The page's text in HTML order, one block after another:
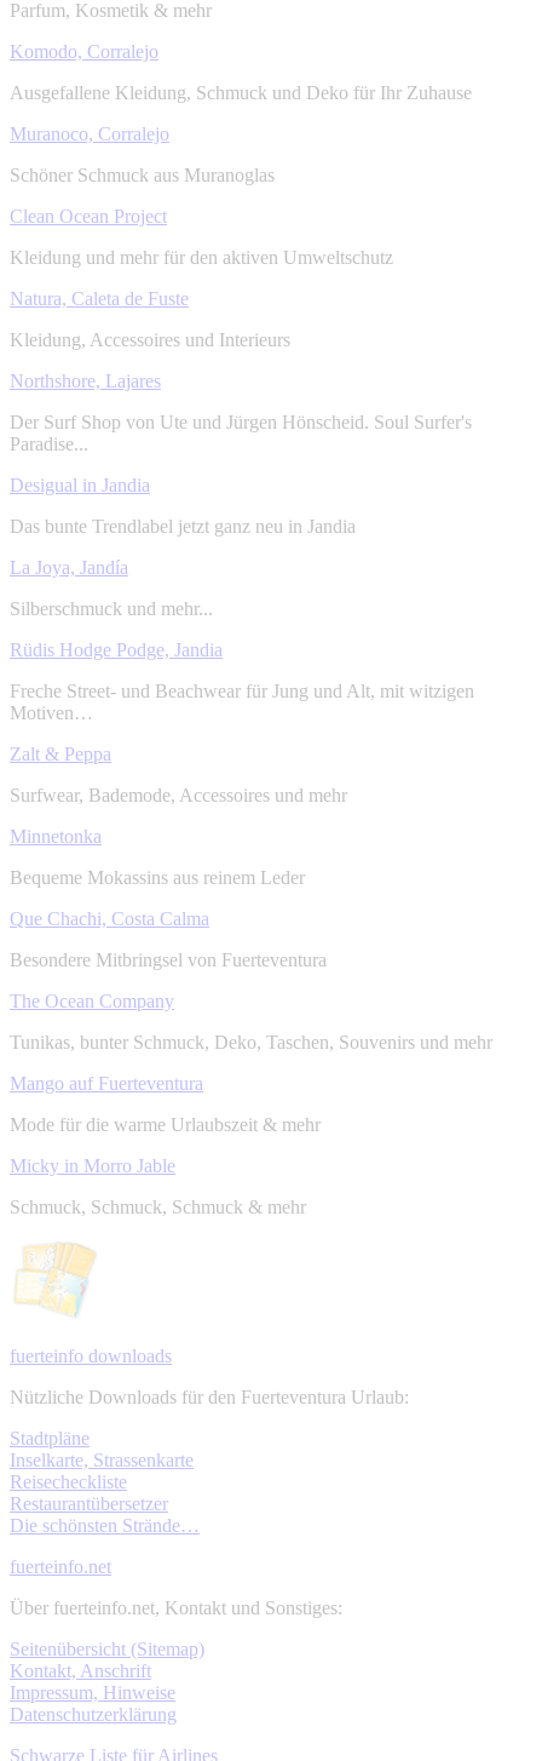
Parfum, Kosmetik & mehr
Komodo, Corralejo
Ausgefallene Kleidung, Schmuck und Deko für Ihr Zuhause
Muranoco, Corralejo
Schöner Schmuck aus Muranoglas
Clean Ocean Project
Kleidung und mehr für den aktiven Umweltschutz
Natura, Caleta de Fuste
Kleidung, Accessoires und Interieurs
Northshore, Lajares
Der Surf Shop von Ute und Jürgen Hönscheid. Soul Surfer's
Paradise...
Desigual in Jandia
Das bunte Trendlabel jetzt ganz neu in Jandia
La Joya, Jandía
Silberschmuck und mehr...
Rüdis Hodge Podge, Jandia
Freche Street- und Beachwear für Jung und Alt, mit witzigen
Motiven…
Zalt & Peppa
Surfwear, Bademode, Accessoires und mehr
Minnetonka
Bequeme Mokassins aus reinem Leder
Que Chachi, Costa Calma
Besondere Mitbringsel von Fuerteventura
The Ocean Company
Tunikas, bunter Schmuck, Deko, Taschen, Souvenirs und mehr
Mango auf Fuerteventura
Mode für die warme Urlaubszeit & mehr
Micky in Morro Jable
Schmuck, Schmuck, Schmuck & mehr
fuerteinfo downloads
Nützliche Downloads für den Fuerteventura Urlaub:
Stadtpläne
Inselkarte, Strassenkarte
Reisecheckliste
Restaurantübersetzer
Die schönsten Strände…
fuerteinfo.net
Über fuerteinfo.net, Kontakt und Sonstiges:
Seitenübersicht (Sitemap)
Kontakt, Anschrift
Impressum, Hinweise
Datenschutzerklärung
Schwarze Liste für Airlines